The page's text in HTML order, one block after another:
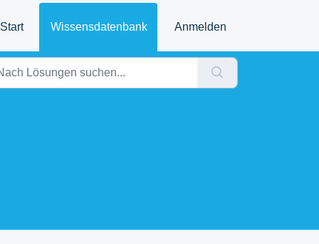
Start Wissensdatenbank Anmelden